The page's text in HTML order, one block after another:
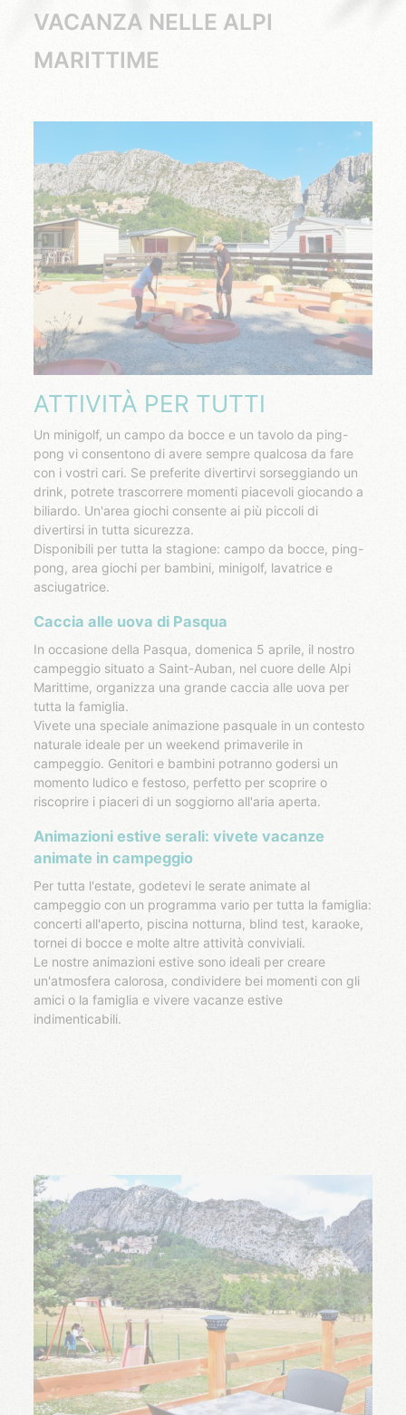
VACANZA NELLE ALPI
MARITTIME
​ATTIVITÀ PER TUTTI
Un minigolf, un campo da bocce e un tavolo da ping-
pong vi consentono di avere sempre qualcosa da fare
con i vostri cari. Se preferite divertirvi sorseggiando un
drink, potrete trascorrere momenti piacevoli giocando a
biliardo. Un'area giochi consente ai più piccoli di
divertirsi in tutta sicurezza.
Disponibili per tutta la stagione: campo da bocce, ping-
pong, area giochi per bambini, minigolf, lavatrice e
asciugatrice.
Caccia alle uova di Pasqua
In occasione della Pasqua, domenica 5 aprile, il nostro
campeggio situato a Saint-Auban, nel cuore delle Alpi
Marittime, organizza una grande caccia alle uova per
tutta la famiglia.
Vivete una speciale animazione pasquale in un contesto
naturale ideale per un weekend primaverile in
campeggio. Genitori e bambini potranno godersi un
momento ludico e festoso, perfetto per scoprire o
riscoprire i piaceri di un soggiorno all'aria aperta.
Animazioni estive serali: vivete vacanze
animate in campeggio
Per tutta l'estate, godetevi le serate animate al
campeggio con un programma vario per tutta la famiglia:
concerti all'aperto, piscina notturna, blind test, karaoke,
tornei di bocce e molte altre attività conviviali.
Le nostre animazioni estive sono ideali per creare
un'atmosfera calorosa, condividere bei momenti con gli
amici o la famiglia e vivere vacanze estive
indimenticabili.